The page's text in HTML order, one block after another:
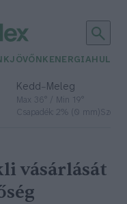
JÖVŐNK ENERGIA
Kedd– Meleg
Max 36° / Min 19°
Csapadék: 2% (0 mm)Szél:
vásárlását